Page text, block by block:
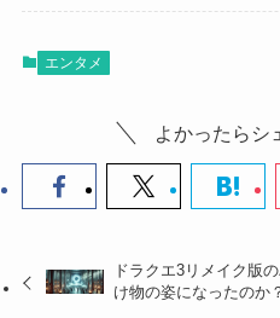
エンタメ
よかったらシ
ドラクエ3リメイク版
け物の姿になったのか